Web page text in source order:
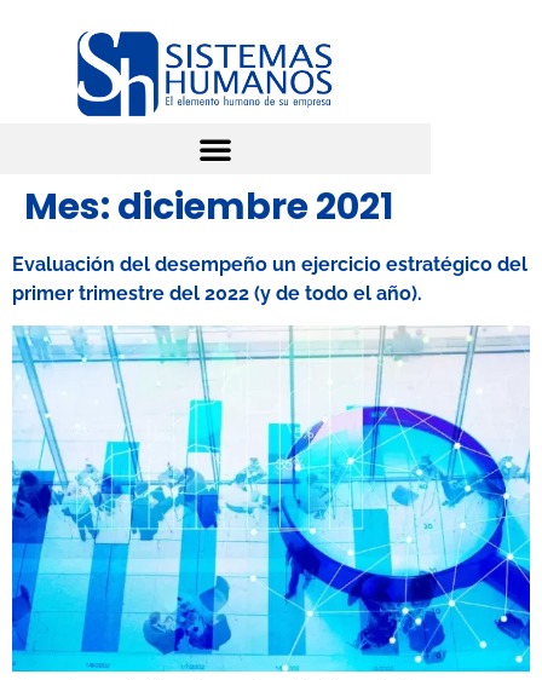
Mes:diciembre 2021
Evaluación del desempeño un ejercicio estratégico del
primer trimestre del 2022 (y de todo el año).